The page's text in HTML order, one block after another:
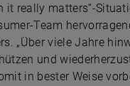
it really matters“-
Team
„Über viele Jahre
und
in bester Weise